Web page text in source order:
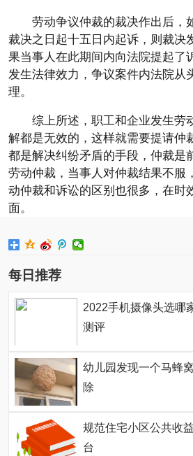
劳动争议仲裁的裁决作出后，
裁决之日起十五日内起诉，则裁决
果当事人在此期间内向法院提起了
发生法律效力，争议案件内法院从
理。
综上所述，职工和企业发生劳
解都是无效的，这样就需要提请仲
都是解决纠纷矛盾的手段，仲裁是
劳动仲裁，当事人对仲裁结果不服
动仲裁和诉讼的区别也很多，在时
面。
每日推荐
2022手机摄像头选哪
测评
幼儿园发现一个马蜂
除
规范住宅小区公共收
台